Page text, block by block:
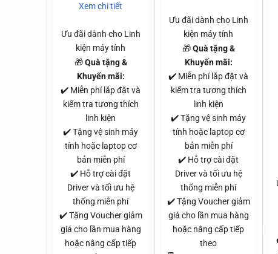
Xem chi tiết
Ưu đãi dành cho Linh
kiện máy tính
🎁Quà tặng &
Khuyến mãi:
✔️ Miễn phí lắp đặt và
kiểm tra tương thích
linh kiện
✔️ Tặng vệ sinh máy
tính hoặc laptop cơ
bản miễn phí
✔️ Hỗ trợ cài đặt
Driver và tối ưu hệ
thống miễn phí
✔️ Tặng Voucher giảm
giá cho lần mua hàng
hoặc nâng cấp tiếp
Ưu đãi dành cho Linh
kiện máy tính
🎁Quà tặng &
Khuyến mãi:
✔️ Miễn phí lắp đặt và
kiểm tra tương thích
linh kiện
✔️ Tặng vệ sinh máy
tính hoặc laptop cơ
bản miễn phí
✔️ Hỗ trợ cài đặt
Driver và tối ưu hệ
thống miễn phí
✔️ Tặng Voucher giảm
giá cho lần mua hàng
hoặc nâng cấp tiếp
theo